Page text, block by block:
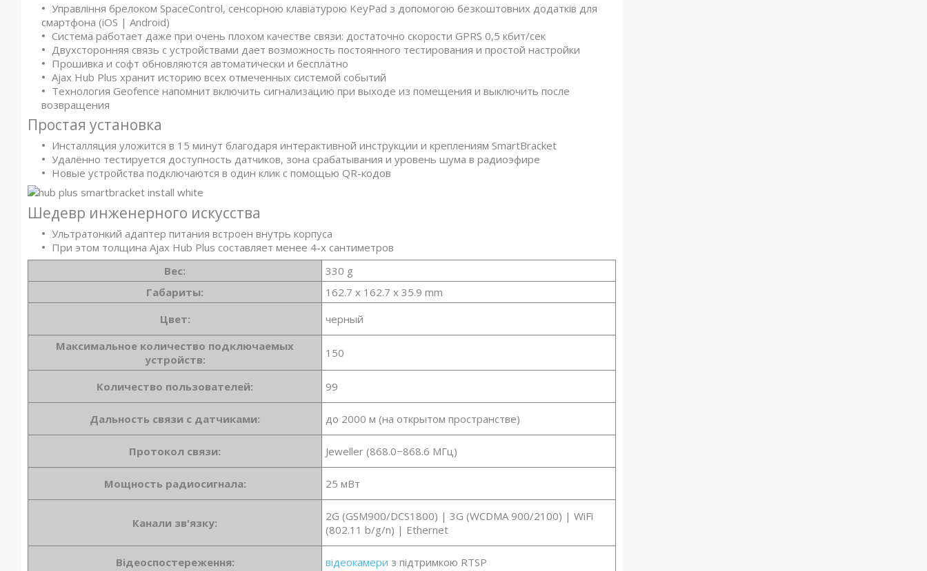
Управління брелоком SpaceControl, сенсорною клавіатурою KeyPad з допомогою безкоштовних додатків для
смартфона (iOS | Android)
Система работает даже при очень плохом качестве связи: достаточно скорости GPRS 0,5 кбит/сек
Двухсторонняя связь с устройствами дает возможность постоянного тестирования и простой настройки
Прошивка и софт обновляются автоматически и бесплатно
Ajax Hub Plus хранит историю всех отмеченных системой событий
Технология Geofence напомнит включить сигнализацию при выходе из помещения и выключить после
возвращения
Простая установка
Инсталляция уложится в 15 минут благодаря интерактивной инструкции и креплениям SmartBracket
Удалённо тестируется доступность датчиков, зона срабатывания и уровень шума в радиоэфире
Новые устройства подключаются в один клик с помощью QR-кодов
Шедевр инженерного искусства
Ультратонкий адаптер питания встроен внутрь корпуса
При этом толщина Ajax Hub Plus составляет менее 4-х сантиметров
Вес:
330 g
Габариты:
162.7 x 162.7 x 35.9 mm
Цвет:
черный
Максимальное количество подключаемых
устройств:
150
Количество пользователей: 99
Дальность связи с датчиками: до 2000 м (на открытом пространстве)
Протокол связи: Jeweller (868.0−868.6 МГц)
Мощность радиосигнала: 25 мВт
Канали зв'язку:
2G (GSM900/DCS1800) | 3G (WCDMA 900/2100) | WiFi
(802.11 b/g/n) | Ethernet
Відеоспостереження: відеокамери з підтримкою RTSP